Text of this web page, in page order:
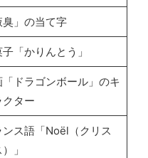
臭」の当て字
「かりんとう」
「ドラゴンボール」のキ
クター
ンス語「Noël（クリス
」